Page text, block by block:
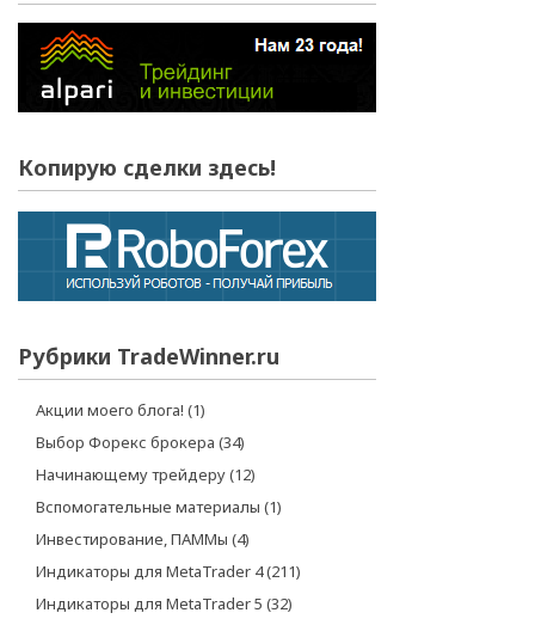
Копирую сделки здесь!
Рубрики TradeWinner.ru
Акции моего блога! (1)
Выбор Форекс брокера (34)
Начинающему трейдеру(12)
Вспомогательные материалы (1)
Инвестирование, ПАММы (4)
Индикаторы для MetaTrader 4(211)
Индикаторы для MetaTrader 5 (32)